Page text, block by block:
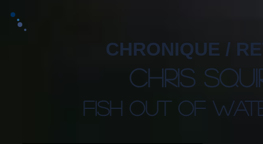
CHRONIQUE /
chris
fish out of water